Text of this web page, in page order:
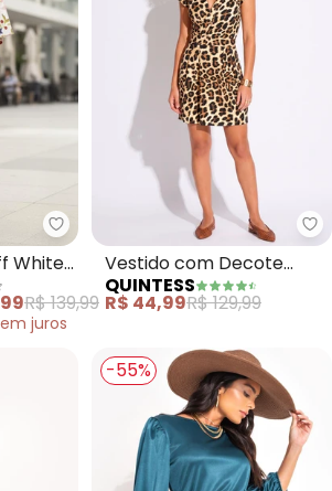
Quintess - Vestido (Floral Off
White)
R$ 139,99
juros
Vestido com Decote
Transpassado (Onça)
QUINTESS
R$ 44,99R$ 129,99
-55%